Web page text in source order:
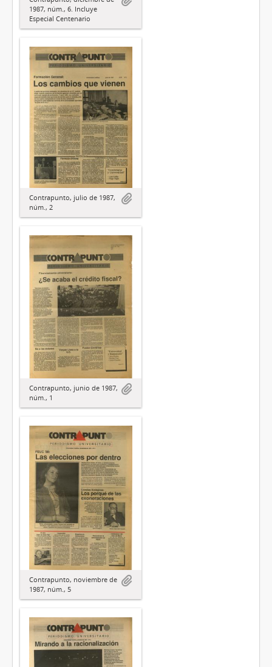
1987, núm., 6. Incluye
Especial Centenario
Contrapunto, julio de 1987,
núm., 2
Contrapunto, junio de 1987,
núm., 1
Contrapunto, noviembre de
1987, núm., 5